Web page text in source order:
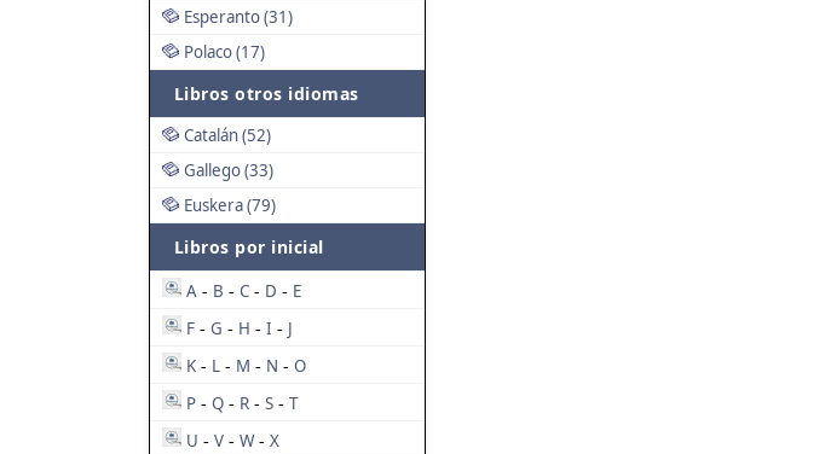
Esperanto (31)
Polaco (17)
Libros otros idiomas
Catalán (52)
Gallego (33)
Euskera (79)
Libros por inicial
A - B - C - D - E
F - G - H - I - J
K - L - M - N - O
P - Q - R - S - T
U - V - W - X